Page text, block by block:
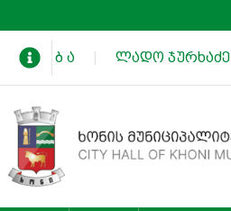
ა დ ე ბ ა ლადო ჯურხაძე